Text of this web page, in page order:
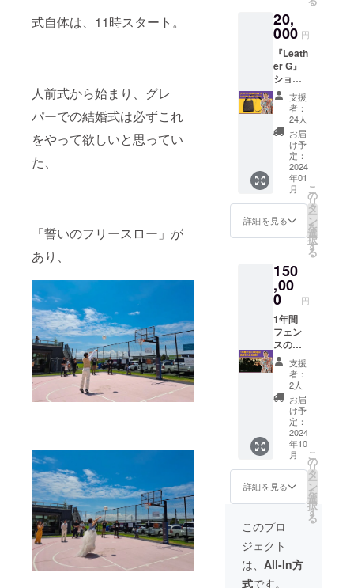
式自体は、11時スタート。
人前式から始まり、グレ
パーでの結婚式は必ずこれ
をやって欲しいと思ってい
た、
「誓いのフリースロー」が
あり、
ご支援
者様に
は発送
させて
いただ
きます
ので、
正確な
ご住所
の入力
をお願
い申し
上げま
す。 デ
ザイン
の若干
の変更
がある
場合が
ますの
で、ご
了承く
ださ
い。
いただ
けま
す。 ペ
ンケー
ス サ
イズ
縦 約
17cm
横 約
5.5cm
厚さ
上辺
約1cm
厚さ
底辺
約3cm
ペン
ケー
ス 素
内装生
地 綿
100％
ファス
ナー
亜鉛合
金
の皆ん
なが普
段使い
してく
れるよ
うなグ
レパー
のアイ
テム、
作りた
いです
よね」
と、盛
り上が
こで、
出来上
のが、
バス
ケット
ボール
革のペ
ンケー
ス！ グ
レパー
らし
く、グ
レープ
色（紫
色）の
ライン
が入り
ます。
入りの
ペンや
ペンを3
本くら
い、こ
のペン
ケース
なって
いま
す。 今
回、こ
のロゴ
をTシャ
ツにし
たいと
思いま
す。 サ
イズ
は、 S
身丈65
身幅49
肩幅42
M 身丈
69 身幅
20 L 身
丈73 身
幅55 肩
幅50 袖
丈22 XL
身丈77
身幅58
肩幅54
袖丈24
XXL 身
丈81 身
幅63 肩
幅57 袖
丈25
XXXL
身丈84
肩幅60
袖丈26
100%
こちら
のTシャ
ツは、
このク
バー
（僕の
オレゴ
ン州立
大学の
マス
コット
でもあ
りま
す）。
そんな
ビー
バーが
古着を
三振し
ている
なって
いま
す。 今
のロゴ
をTシャ
ツにし
たいと
思いま
す。 サ
イズ
は、 S
身丈65
身幅49
肩幅42
袖丈19
69 身幅
52 肩幅
20 L 身
幅55 肩
幅50 袖
さった
方も多
くいま
す。 改
めて、
グレ
パーが
どのよ
うな
きっか
けで生
まれ、
またど
のよう
に完成
して
いった
はい、
相当な
ストー
リーが
ありま
す（笑
そし
て、
オープ
ンして
から
も、紆
余曲
折、良
いこと
も大変
なこと
も、本
のこと
こって
いま
す。 グ
うど入
るくら
いの小
さな
ポーチ
が欲し
いと
思って
いまし
た。 し
かも、
肩がけ
で。 自
分のお
腹のあ
たりに
パス
いう安
心感も
欲しい
んで
す。 な
んせ海
外旅行
におい
て、一
番大事
なもの
なの
で。 こ
んな想
いを
『Leath
er G』
さんに
「コバ
タクさ
ん、そ
れでき
ます
20,
000 円
『Leath
er G』
ショル
ダー
ポーチ
（ブ
ラッ
ク） 海
外旅行
中はと
にか
く、歩
く。 い
つも、
パス
ポート
がちょ
うど入
るくら
いの小
さな
ポーチ
が欲し
いと
思って
いまし
た。 し
かも、
肩がけ
で。 自
分のお
腹のあ
たりに
パス
ポート
が常に
あると
いう安
心感も
欲しい
んで
す。 な
支援
者：
24人
お届
け予
定：
2024
年01
月
詳細を見る
こ
の
リ
タ
ー
ン
を
選
択
す
る
150
,00
0 円
1年間
フェン
スの柱
に名前
を入れ
る権利
広告看
板の大
きさは
15cm、
縦60cm
の縦長
看板で
す。 グ
レープ
パーク
コート
の周り
を囲む
フェン
スの柱
支援
者：
2人
お届
け予
定：
2024
年10
月
詳細を見る
こ
の
リ
タ
ー
ン
を
選
択
す
る
このプロ
ジェクト
は、 All-In方
式です。